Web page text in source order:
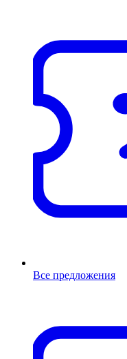
Все предложения